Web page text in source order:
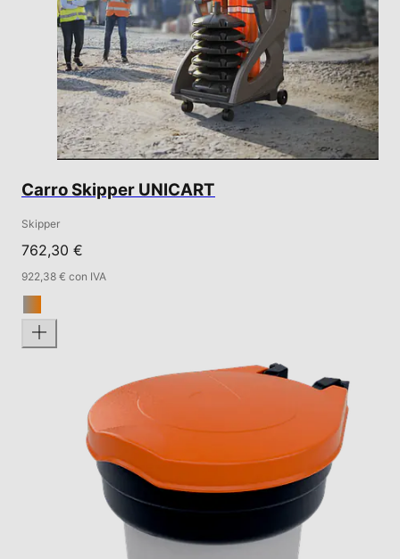
Carro Skipper UNICART
Skipper
762,30 €
922,38 € con IVA